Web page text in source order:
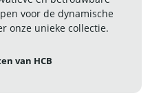
voor de dynamische
onze unieke collectie.
van HCB